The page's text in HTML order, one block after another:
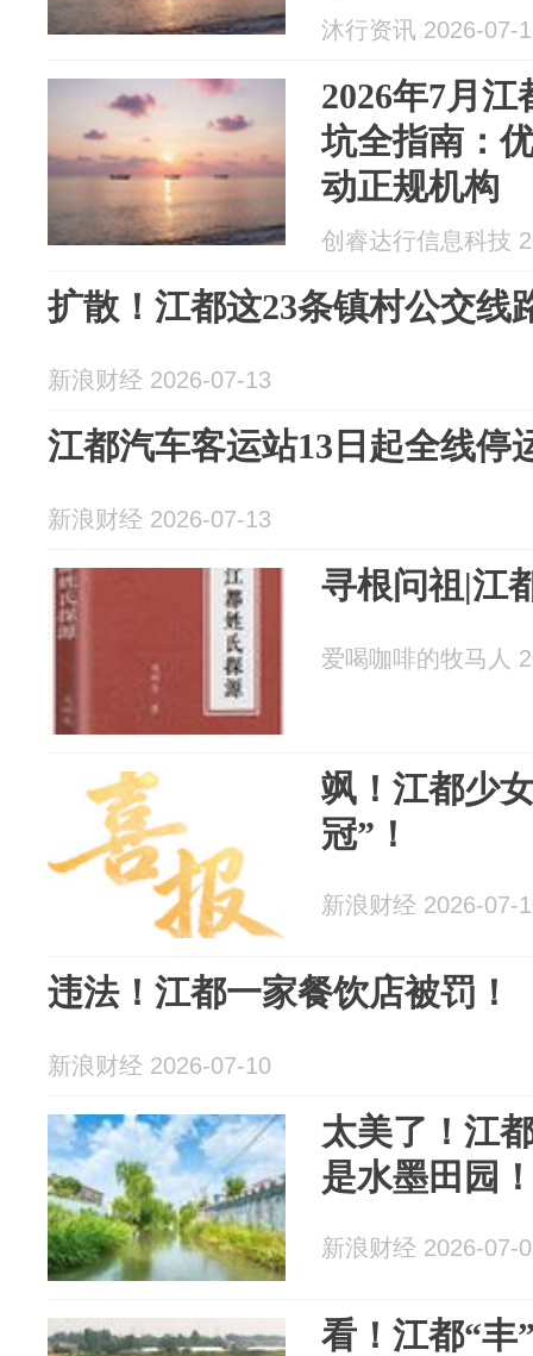
务项目：卫
沐行资讯 2026-07-
2026年7月
坑全指南：
动正规机构
创睿达行信息科技
扩散！江都这23条镇村公交线
新浪财经 2026-07-13
江都汽车客运站13日起全线停
新浪财经 2026-07-13
寻根问祖|江
爱喝咖啡的牧马人
飒！江都少
冠”！
新浪财经 2026-07-
违法！江都一家餐饮店被罚！
新浪财经 2026-07-10
太美了！江
是水墨田园
新浪财经 2026-07-
看！江都“丰